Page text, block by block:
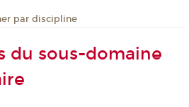
par discipline
du sous-domaine